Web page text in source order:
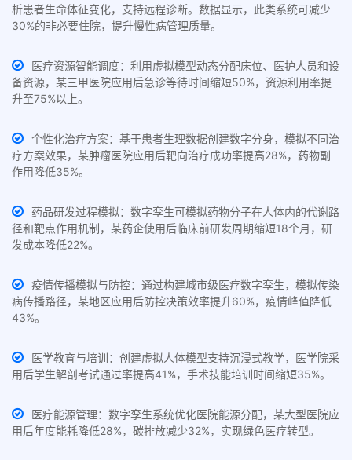
析患者生命体征变化，支持远程诊断。数据显示，此类系统可减少
30%的非必要住院，提升慢性病管理质量。
医疗资源智能调度：利用虚拟模型动态分配床位、医护人员和设
备资源，某三甲医院应用后急诊等待时间缩短50%，资源利用率提
升至75%以上。
个性化治疗方案：基于患者生理数据创建数字分身，模拟不同治
疗方案效果，某肿瘤医院应用后靶向治疗成功率提高28%，药物副
作用降低35%。
药品研发过程模拟：数字孪生可模拟药物分子在人体内的代谢路
径和靶点作用机制，某药企使用后临床前研发周期缩短18个月，研
发成本降低22%。
疫情传播模拟与防控：通过构建城市级医疗数字孪生，模拟传染
病传播路径，某地区应用后防控决策效率提升60%，疫情峰值降低
43%。
医学教育与培训：创建虚拟人体模型支持沉浸式教学，医学院采
用后学生解剖考试通过率提高41%，手术技能培训时间缩短35%。
医疗能源管理：数字孪生系统优化医院能源分配，某大型医院应
用后年度能耗降低28%，碳排放减少32%，实现绿色医疗转型。